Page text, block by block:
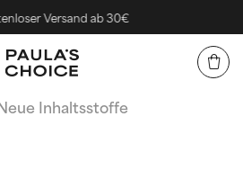
Versand ab 30€
Inhaltsstoffe